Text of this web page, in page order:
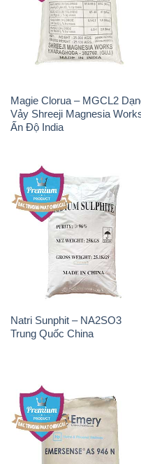
Natri Sunphit – NA2SO3
Chất Tạo Bọt SLS Emery –
Emersense AS 946N Mã Lai